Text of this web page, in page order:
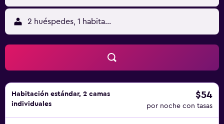
2 huéspedes, 1 habitación
Habitación estándar, 2 camas
individuales
$54
por noche con tasas